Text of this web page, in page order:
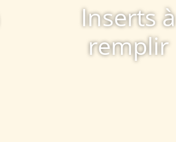
Inserts à
remplir